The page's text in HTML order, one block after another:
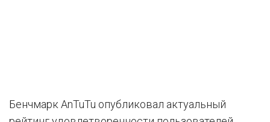
Бенчмарк AnTuTu опубликовал актуальный